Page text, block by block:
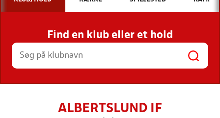
INDHOLD OG NYHEDER
STILLINGER, RESULTATER, KLUBBER OG
HOLD
Find en klub eller et hold
ALBERTSLUND IF